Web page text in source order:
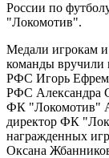
России по
"Локомотив".
Медали игрокам
команды вручили
РФС Игорь
РФС Александра
ФК "Локомотив"
директор ФК
награжденных
Оксана